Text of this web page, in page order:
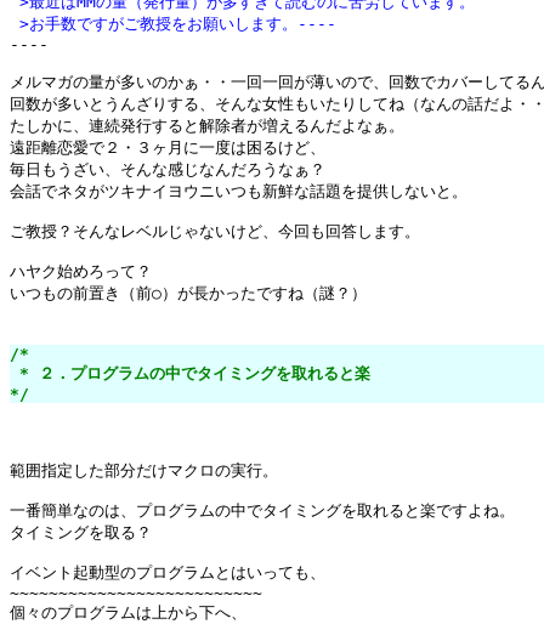
>お手数ですがご教授をお願いします。----
----
メルマガの量が多いのかぁ・・一回一回が薄いので、回数でカバーしてる
回数が多いとうんざりする、そんな女性もいたりしてね（なんの話だよ・
たしかに、連続発行すると解除者が増えるんだよなぁ。
遠距離恋愛で２・３ヶ月に一度は困るけど、
毎日もうざい、そんな感じなんだろうなぁ？
会話でネタがツキナイヨウニいつも新鮮な話題を提供しないと。
ご教授？そんなレベルじゃないけど、今回も回答します。
ハヤク始めろって？
いつもの前置き（前○）が長かったですね（謎？）
/*
* ２．プログラムの中でタイミングを取れると楽
*/
範囲指定した部分だけマクロの実行。
一番簡単なのは、プログラムの中でタイミングを取れると楽ですよね。
タイミングを取る？
イベント起動型のプログラムとはいっても、
~~~~~~~~~~~~~~~~~~~~~~~~~~
個々のプログラムは上から下へ、